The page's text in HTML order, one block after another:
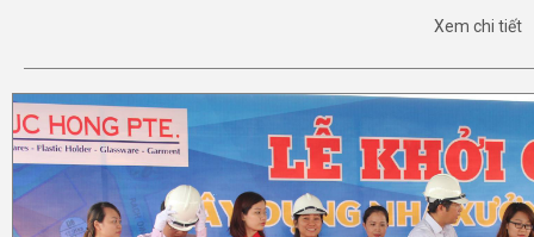
Xem chi tiết